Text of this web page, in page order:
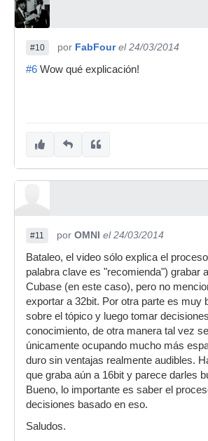
#10 por FabFour el 24/03/2014
#6 Wow qué explicación!
#11 por OMNI el 24/03/2014
Bataleo, el video sólo explica el
palabra clave es "recomienda") grabar
Cubase (en este caso), pero no
exportar a 32bit. Por otra parte es muy
sobre el tópico y luego tomar
conocimiento, de otra manera tal vez
únicamente ocupando mucho más
duro sin ventajas realmente audibles.
que graba aún a 16bit y parece darles
Bueno, lo importante es saber el
decisiones basado en eso.
Saludos.